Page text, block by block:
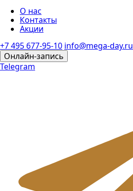
О нас
Контакты
Акции
+7 495 677-95-10 info@mega-day.ru
Онлайн-запись
Telegram